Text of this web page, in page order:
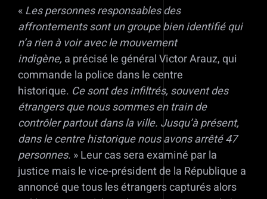
«Les personnes responsables des
affrontements sont un groupe bien identifié qui
n’a rien à voir avec le mouvement
indigène, a précisé le général Victor Arauz, qui
commande la police dans le centre
historique. Ce sont des infiltrés, souvent des
étrangers que nous sommes en train de
contrôler partout dans la ville. Jusqu’à présent,
dans le centre historique nous avons arrêté 47
personnes. » Leur cas sera examiné par la
justice mais le vice-président de la République a
annoncé que tous les étrangers capturés alors